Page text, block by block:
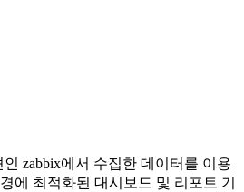
zabbix에서 수집한 데이터를 이용
에 최적화된 대시보드 및 리포트 기